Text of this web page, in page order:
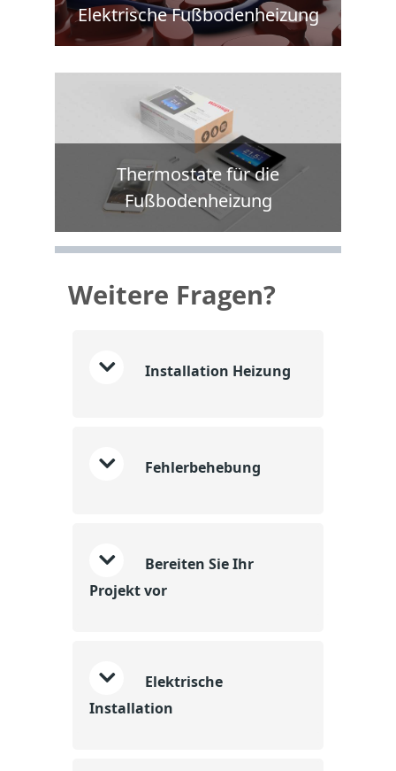
Elektrische Fußbodenheizung
Thermostate für die
Fußbodenheizung
Weitere Fragen?
Installation Heizung
Fehlerbehebung
Bereiten Sie Ihr
Projekt vor
Elektrische
Installation